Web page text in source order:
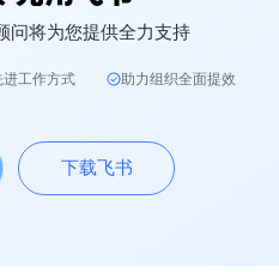
问将为您提供全力支持
进工作方式 助力组织全面提效
下载飞书